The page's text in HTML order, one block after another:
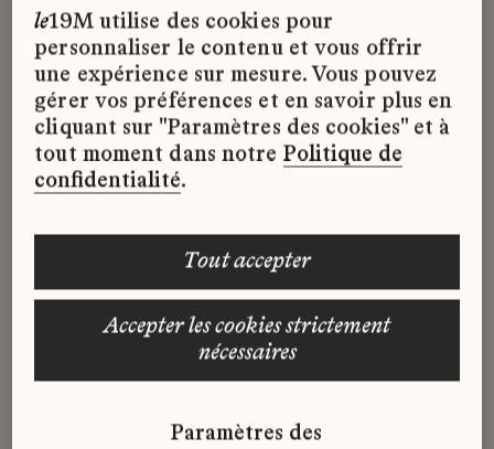
Du 29 janvier au 26 avril
2026,laGaleriedu19M présenteBeyond our
Horizons : de Tokyo à Paris.Après un premier
épisode consacré à sa genèse à Tokyo, ce
second chapitre accompagne le retour de
l'exposition à Paris dans une version
repensée pour un nouvel espace et un
nouveau public.
certaines œuvres restent au Japon, d’autres
apparaissent, et une dizaine de nouveaux
artistes viennent enrichir le dialogue entre
artisanat d'art et scènes contemporaines
japonaises et françaises.
métamorphose aux côtés d’Aska Yamashita,
le19M utilise des cookies pour
personnaliser le contenu et vous offrir
une expérience sur mesure. Vous pouvez
gérer vos préférences et en savoir plus en
cliquant sur "Paramètres des cookies" et à
tout moment dans notre Politique de
confidentialité.
accepter les cookies strictement
nécessaires
tout accepter
Paramètres des